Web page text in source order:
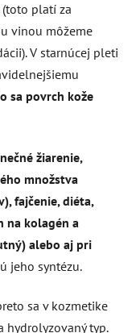
platí za
vinou môžeme
V starnúcej pleti
sa povrch kože
žiarenie,
množstva
fajčenie, diéta,
na kolagén a
alebo aj pri
jeho syntézu.
sa v kozmetike
typ.